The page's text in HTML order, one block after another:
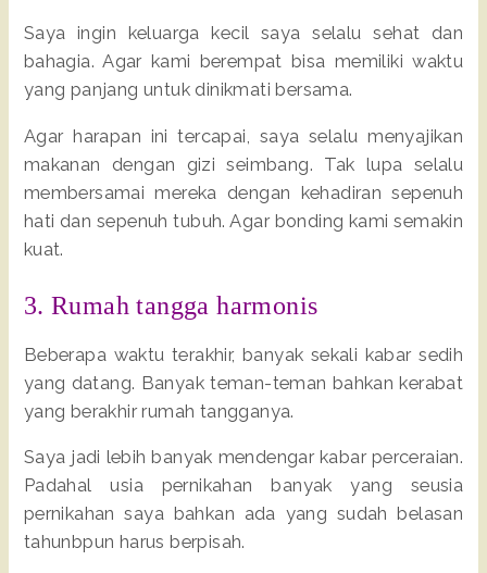
Saya ingin keluarga kecil saya selalu sehat dan
bahagia. Agar kami berempat bisa memiliki waktu
yang panjang untuk dinikmati bersama.
Agar harapan ini tercapai, saya selalu menyajikan
makanan dengan gizi seimbang. Tak lupa selalu
membersamai mereka dengan kehadiran sepenuh
hati dan sepenuh tubuh. Agar bonding kami semakin
kuat.
3. Rumah tangga harmonis
Beberapa waktu terakhir, banyak sekali kabar sedih
yang datang. Banyak teman-teman bahkan kerabat
yang berakhir rumah tangganya.
Saya jadi lebih banyak mendengar kabar perceraian.
Padahal usia pernikahan banyak yang seusia
pernikahan saya bahkan ada yang sudah belasan
tahunbpun harus berpisah.